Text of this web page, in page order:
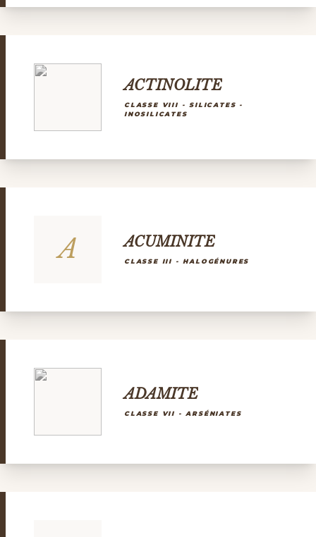
ACTINOLITE
CLASSE VIII - SILICATES -
INOSILICATES
A ACUMINITE
CLASSE III - HALOGÉNURES
ADAMITE
CLASSE VII - ARSÉNIATES